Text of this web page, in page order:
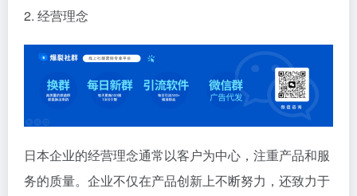
2. 经营理念
日本企业的经营理念通常以客户为中心，注重产品和服
务的质量。企业不仅在产品创新上不断努力，还致力于